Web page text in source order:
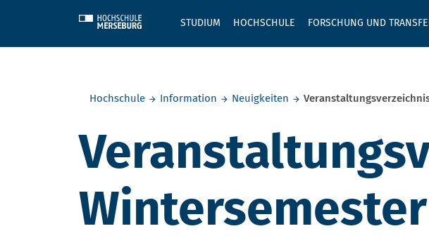
STUDIUM HOCHSCHULE FORSCHUNG UND
Hochschule
Information Neuigkeiten